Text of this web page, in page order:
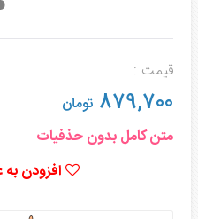
قیمت :
879,700 تومان
متن کامل بدون حذفیات
افزودن به